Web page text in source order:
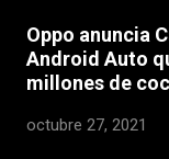
Oppo anuncia
Android Auto
millones de
octubre 27, 2021